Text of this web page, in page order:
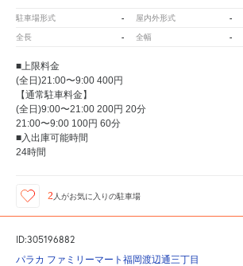
駐車場形式 - 屋内外形式 -
全長 - 全幅 -
■上限料金
(全日)21:00〜9:00 400円
【通常駐車料金】
(全日)9:00〜21:00 200円 20分
21:00〜9:00 100円 60分
■入出庫可能時間
24時間
2 人がお気に入りの駐車場
ID:305196882
パラカ ファミリーマート福岡渡辺通三丁目